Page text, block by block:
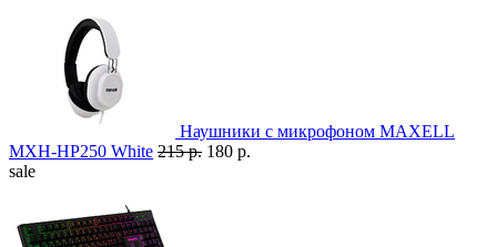
Наушники с микрофоном MAXELL
MXH-HP250 White 215 р. 180 р.
sale